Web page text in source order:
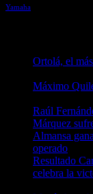
Yamaha
Ortolá, el
Máximo
Raúl
Márquez
Almansa
operado
Resultado
celebra la